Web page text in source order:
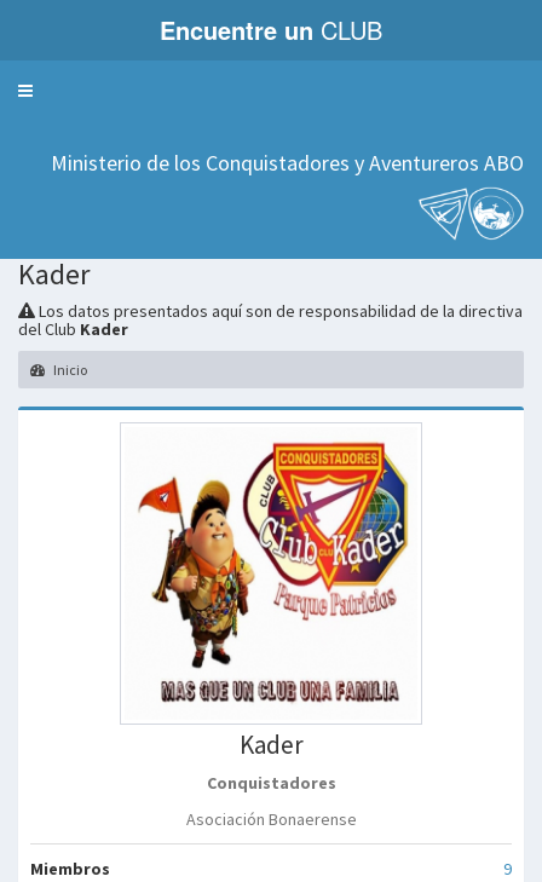
Encuentre un CLUB
Servicios
Ministerio de los Conquistadores y Aventureros ABO
Kader
Los datos presentados aquí son de responsabilidad de la directiva
del Club Kader
Inicio
Kader
Conquistadores
Asociación Bonaerense
Miembros 9